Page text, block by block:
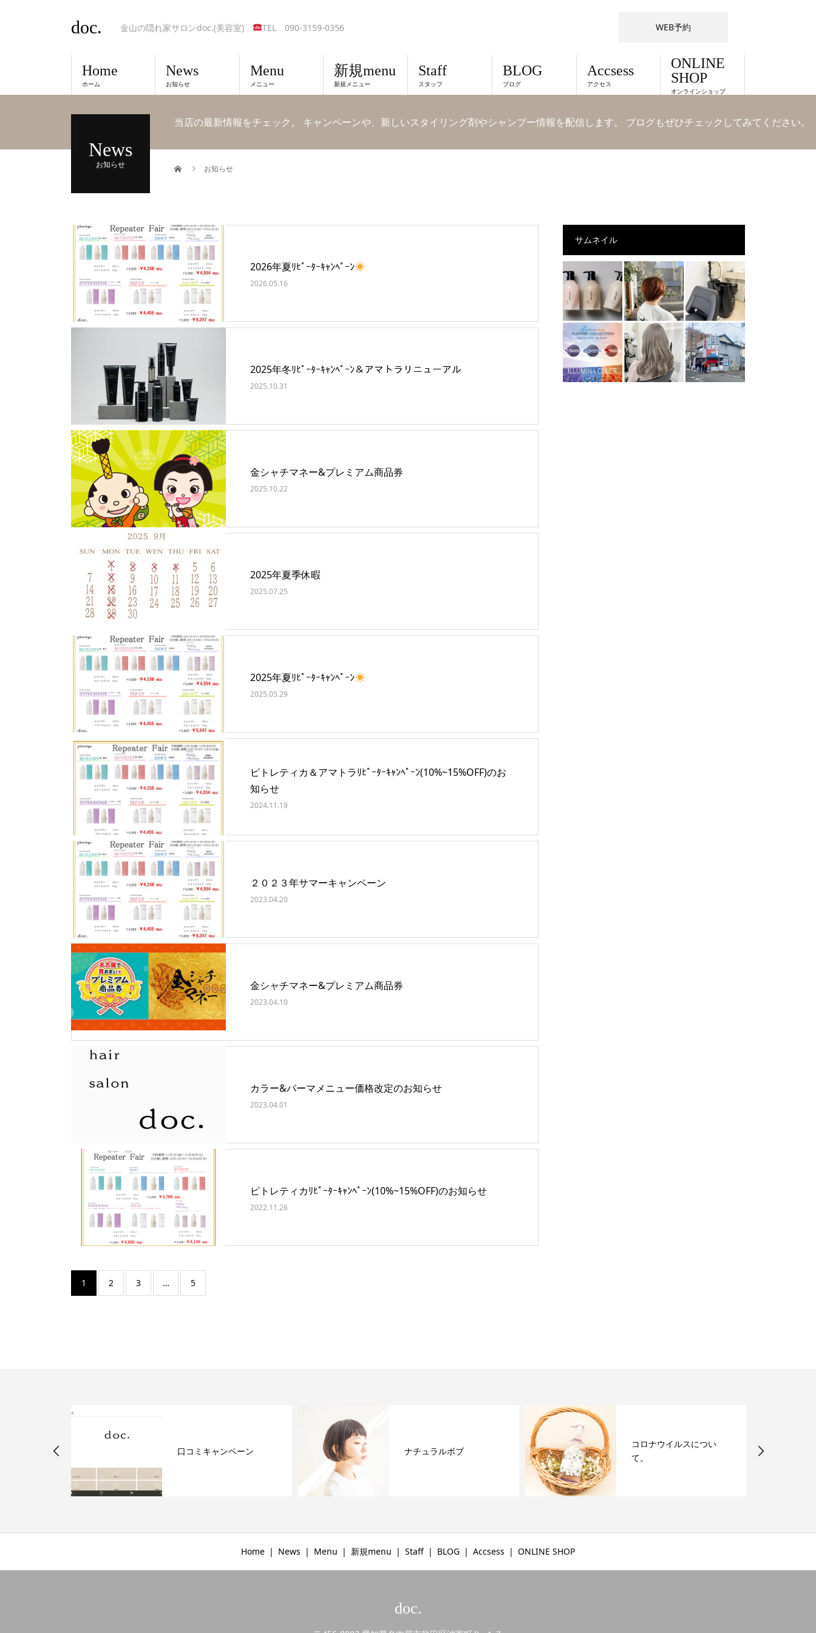
doc. 金山の隠れ家サロンdoc.(美容室) TEL 090-3159-0356 WEB予約
Home
ホーム
News
お知らせ
Menu
メニュー
新規menu
新規メニュー
Staff
スタッフ
BLOG
ブログ
Accsess
アクセス
ONLINE
SHOP
オンラインショップ
News
お知らせ
当店の最新情報をチェック。 キャンペーンや、新しいスタイリング剤やシャンプー情報を配信します。 ブログもぜひチェックしてみてください。
お知らせ
2026年夏ﾘﾋﾟｰﾀｰｷｬﾝﾍﾟｰﾝ
2026.05.16
2025年冬ﾘﾋﾟｰﾀｰｷｬﾝﾍﾟｰﾝ＆アマトラリニューアル
2025.10.31
金シャチマネー&プレミアム商品券
2025.10.22
2025年夏季休暇
2025.07.25
2025年夏ﾘﾋﾟｰﾀｰｷｬﾝﾍﾟｰﾝ
2025.05.29
ピトレティカ＆アマトラﾘﾋﾟｰﾀｰｷｬﾝﾍﾟｰﾝ(10%~15%OFF)のお
知らせ
2024.11.19
２０２３年サマーキャンペーン
2023.04.20
金シャチマネー&プレミアム商品券
2023.04.10
カラー&パーマメニュー価格改定のお知らせ
2023.04.01
ピトレティカﾘﾋﾟｰﾀｰｷｬﾝﾍﾟｰﾝ(10%~15%OFF)のお知らせ
2022.11.26
1 2 3 … 5
サムネイル
口コミキャンペーン ナチュラルボブ
コロナウイルスについ
て。
Home News Menu 新規menu Staff BLOG Accsess ONLINE SHOP
doc.